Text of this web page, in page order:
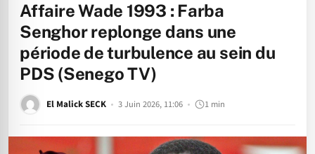
Affaire Wade 1993 : Farba
Senghor replonge dans une
période de turbulence au sein du
PDS (Senego TV)
El Malick SECK 3 Juin 2026, 11:06 1 min